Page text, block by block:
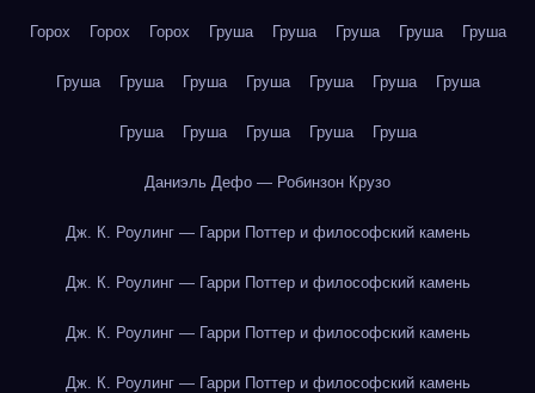
Горох Горох Горох Груша Груша Груша Груша Груша
Груша Груша Груша Груша Груша Груша Груша
Груша Груша Груша Груша Груша
Даниэль Дефо — Робинзон Крузо
Дж. К. Роулинг — Гарри Поттер и философский камень
Дж. К. Роулинг — Гарри Поттер и философский камень
Дж. К. Роулинг — Гарри Поттер и философский камень
Дж. К. Роулинг — Гарри Поттер и философский камень